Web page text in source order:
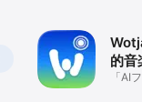
的音
「AI